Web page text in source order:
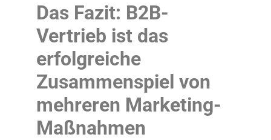
Das Fazit: B2B-
Vertrieb ist das
erfolgreiche
Zusammenspiel von
mehreren Marketing-
Maßnahmen